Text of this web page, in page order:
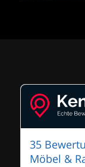
35
Möbel &